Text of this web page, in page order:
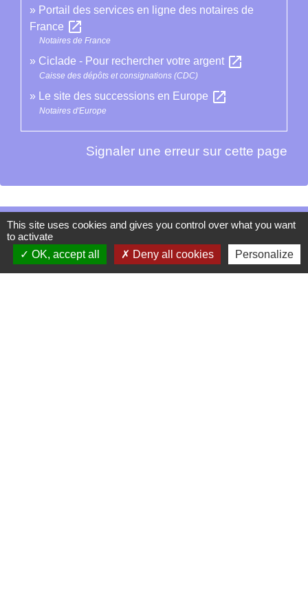
Portail des services en ligne des notaires de
France open_in_new
Notaires de France
Ciclade - Pour rechercher votre argent open_in_new
Caisse des dépôts et consignations (CDC)
Le site des successions en Europe open_in_new
Notaires d'Europe
Signaler une erreur sur cette page
Contacts
La Garde-Adhémar
25, rue Pauline de Simiane
This site uses cookies and gives you control over what you want
to activate
OK, accept all
Deny all cookies Personalize